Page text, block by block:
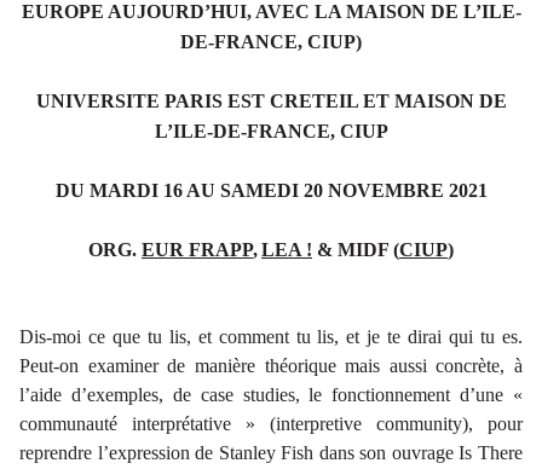
EUROPE AUJOURD’HUI, AVEC LA MAISON DE L’ILE-
DE-FRANCE, CIUP)
UNIVERSITE PARIS EST CRETEIL ET MAISON DE
L’ILE-DE-FRANCE, CIUP
DU MARDI 16 AU SAMEDI 20 NOVEMBRE 2021
ORG. EUR FRAPP,LEA ! & MIDF (CIUP)
Dis-moi ce que tu lis, et comment tu lis, et je te dirai qui tu es.
Peut-on examiner de manière théorique mais aussi concrète, à
l’aide d’exemples, de case studies, le fonctionnement d’une «
communauté interprétative » (interpretive community), pour
reprendre l’expression de Stanley Fish dans son ouvrageIs There